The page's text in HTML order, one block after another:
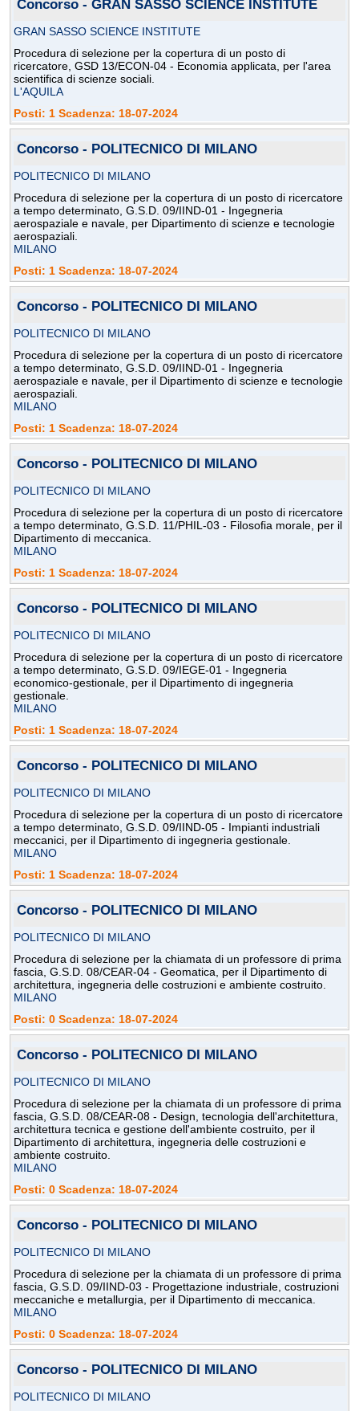
Concorso - GRAN SASSO SCIENCE INSTITUTE
GRAN SASSO SCIENCE INSTITUTE
Procedura di selezione per la copertura di un posto di
ricercatore, GSD 13/ECON-04 - Economia applicata, per l'area
scientifica di scienze sociali.
L'AQUILA
Posti: 1 Scadenza: 18-07-2024
Concorso - POLITECNICO DI MILANO
POLITECNICO DI MILANO
Procedura di selezione per la copertura di un posto di ricercatore
a tempo determinato, G.S.D. 09/IIND-01 - Ingegneria
aerospaziale e navale, per Dipartimento di scienze e tecnologie
aerospaziali.
MILANO
Posti: 1 Scadenza: 18-07-2024
Concorso - POLITECNICO DI MILANO
POLITECNICO DI MILANO
Procedura di selezione per la copertura di un posto di ricercatore
a tempo determinato, G.S.D. 09/IIND-01 - Ingegneria
aerospaziale e navale, per il Dipartimento di scienze e tecnologie
aerospaziali.
MILANO
Posti: 1 Scadenza: 18-07-2024
Concorso - POLITECNICO DI MILANO
POLITECNICO DI MILANO
Procedura di selezione per la copertura di un posto di ricercatore
a tempo determinato, G.S.D. 11/PHIL-03 - Filosofia morale, per il
Dipartimento di meccanica.
MILANO
Posti: 1 Scadenza: 18-07-2024
Concorso - POLITECNICO DI MILANO
POLITECNICO DI MILANO
Procedura di selezione per la copertura di un posto di ricercatore
a tempo determinato, G.S.D. 09/IEGE-01 - Ingegneria
economico-gestionale, per il Dipartimento di ingegneria
gestionale.
MILANO
Posti: 1 Scadenza: 18-07-2024
Concorso - POLITECNICO DI MILANO
POLITECNICO DI MILANO
Procedura di selezione per la copertura di un posto di ricercatore
a tempo determinato, G.S.D. 09/IIND-05 - Impianti industriali
meccanici, per il Dipartimento di ingegneria gestionale.
MILANO
Posti: 1 Scadenza: 18-07-2024
Concorso - POLITECNICO DI MILANO
POLITECNICO DI MILANO
Procedura di selezione per la chiamata di un professore di prima
fascia, G.S.D. 08/CEAR-04 - Geomatica, per il Dipartimento di
architettura, ingegneria delle costruzioni e ambiente costruito.
MILANO
Posti: 0 Scadenza: 18-07-2024
Concorso - POLITECNICO DI MILANO
POLITECNICO DI MILANO
Procedura di selezione per la chiamata di un professore di prima
fascia, G.S.D. 08/CEAR-08 - Design, tecnologia dell'architettura,
architettura tecnica e gestione dell'ambiente costruito, per il
Dipartimento di architettura, ingegneria delle costruzioni e
ambiente costruito.
MILANO
Posti: 0 Scadenza: 18-07-2024
Concorso - POLITECNICO DI MILANO
POLITECNICO DI MILANO
Procedura di selezione per la chiamata di un professore di prima
fascia, G.S.D. 09/IIND-03 - Progettazione industriale, costruzioni
meccaniche e metallurgia, per il Dipartimento di meccanica.
MILANO
Posti: 0 Scadenza: 18-07-2024
Concorso - POLITECNICO DI MILANO
POLITECNICO DI MILANO